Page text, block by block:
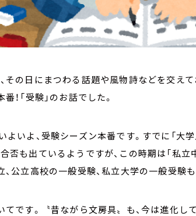
その日にまつわる話題や風物詩などを交えて
！「受験」のお話でした。
よいよ、受験シーズン本番です。すでに「大
否も出ているようですが、この時期は「私立
、公立高校の一般受験、私立大学の一般受験
てです。〝昔ながら文房具〟も、今は進化し